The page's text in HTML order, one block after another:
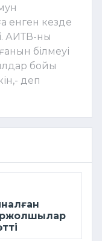
енген кезде
АИТВ-ны
білмеуі
бойы
деп